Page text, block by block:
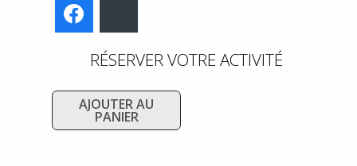
RÉSERVER VOTRE ACTIVITÉ
AJOUTER AU
PANIER